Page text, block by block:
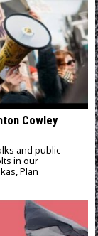
Cowley
and public
in our
Plan